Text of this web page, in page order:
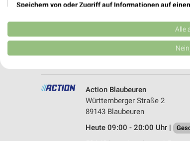
Lidl Blaubeuren
Heute 07:00 - 21:00 Uhr |
Action Blaubeuren
Württemberger Straße 2
89143 Blaubeuren
Heute 09:00 - 20:00 Uhr |
Speichern von oder Zugriff auf Informationen auf
Verwendung reduzierter Daten zur Auswahl von
Erstellung von Profilen für personalisierte Werbung
Erstellung von Profilen zur Personalisierung von
Verwendung von Profilen zur Auswahl personalisierter
Messung der Werbeleistung
Alle